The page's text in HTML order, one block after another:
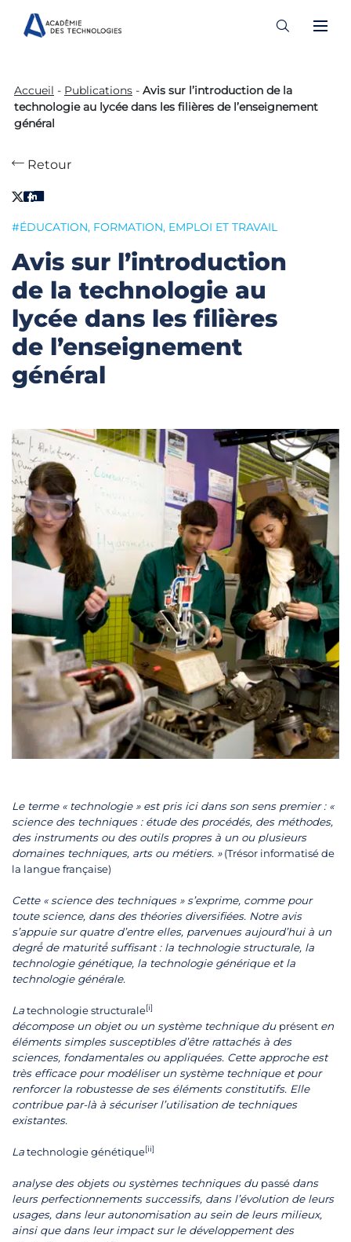
content
Accueil - Publications - Avis sur l’introduction de la
technologie au lycée dans les filières de l’enseignement
général
Retour
#ÉDUCATION, FORMATION, EMPLOI ET TRAVAIL
Avis sur l’introduction
de la technologie au
lycée dans les filières
de l’enseignement
général
Le terme « technologie » est pris ici dans son sens premier : «
science des techniques : étude des procédés, des méthodes,
des instruments ou des outils propres à un ou plusieurs
domaines techniques, arts ou métiers. »(Trésor informatisé de
la langue française)
Cette « science des techniques » s’exprime, comme pour
toute science, dans des théories diversifiées. Notre avis
s’appuie sur quatre d’entre elles, parvenues aujourd’hui à un
degré́ de maturité́ suffisant : la technologie structurale, la
technologie génétique, la technologie générique et la
technologie générale.
Latechnologie structurale[i]
décompose un objet ou un système technique du présent en
éléments simples susceptibles d’être rattachés à des
sciences, fondamentales ou appliquées. Cette approche est
très efficace pour modéliser un système technique et pour
renforcer la robustesse de ses éléments constitutifs. Elle
contribue par-là à sécuriser l’utilisation de techniques
existantes.
Latechnologie génétique[ii]
analyse des objets ou systèmes techniques du passé dans
leurs perfectionnements successifs, dans l’évolution de leurs
usages, dans leur autonomisation au sein de leurs milieux,
ainsi que dans leur impact sur le développement des